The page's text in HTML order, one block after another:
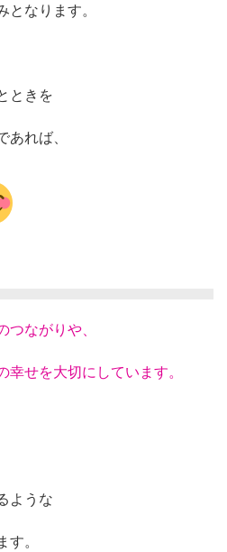
なります。
ときを
れば、
ながりや、
せを大切にしています。
ような
。